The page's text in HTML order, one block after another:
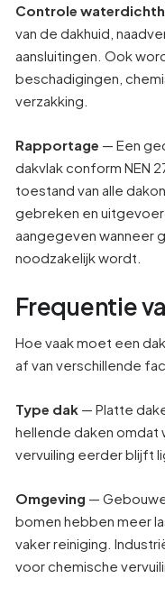
Controle
van de dakhuid,
aansluitingen. Ook
beschadigingen,
verzakking.
Rapportage — Een
dakvlak conform NEN
toestand van alle
gebreken en
aangegeven wanneer
noodzakelijk wordt.
Frequentie
Hoe vaak moet een
af van verschillende
Type dak — Platte
hellende daken omdat
vervuiling eerder blijft
Omgeving —
bomen hebben meer
vaker reiniging.
voor chemische